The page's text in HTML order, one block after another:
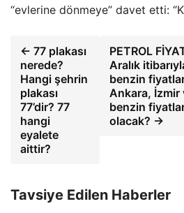
“evlerine dönmeye” davet etti:
← 77 plakası
nerede?
Hangi şehrin
plakası
77’dir? 77
hangi
eyalete
aittir?
PETROL
Aralık
benzin
Ankara, İzmir
benzin
olacak? →
Tavsiye Edilen Haberler